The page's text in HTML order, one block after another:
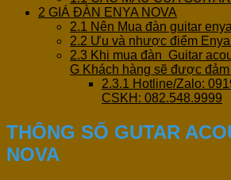
2 GIÁ ĐÀN ENYA NOVA
2.1 Nên Mua đàn guitar
2.2 Ưu và nhược điểm
2.3 Khi mua đàn Guitar
G Khách hàng sẽ được đảm
2.3.1 Hotline/Zalo:
CSKH: 082.548.9999
THÔNG SỐ GUTAR
NOVA